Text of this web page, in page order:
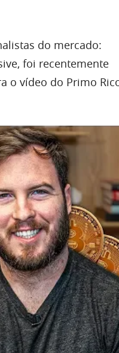
do mercado:
foi recentemente
o vídeo do Primo